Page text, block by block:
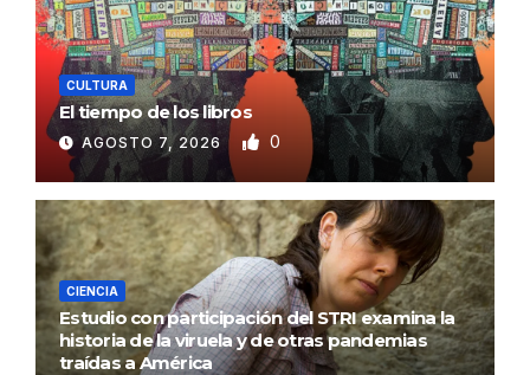
CULTURA
El tiempo de los libros
AGOSTO 7, 2026 0
CIENCIA
Estudio con participación del STRI examina la
historia de la viruela y de otras pandemias
traídas a América